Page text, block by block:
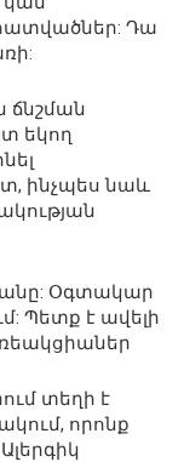
Դա
ճնշման
եկող
ինչպես նաև
Օգտակար
Պետք է ավելի
տեղի է
որոնք